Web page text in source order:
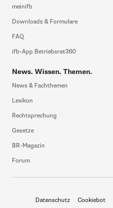
meinifb
Downloads & Formulare
FAQ
ifb-App Betriebsrat360
News. Wissen. Themen.
News & Fachthemen
Lexikon
Rechtsprechung
Gesetze
BR-Magazin
Forum
Datenschutz Cookiebot